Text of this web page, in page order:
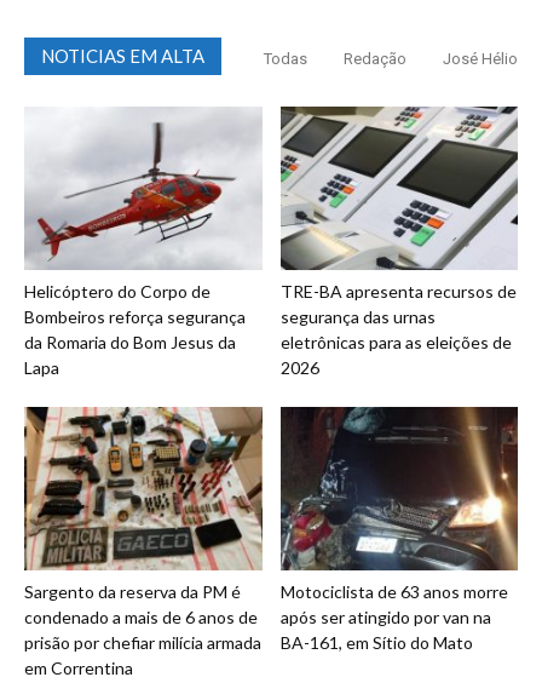
NOTICIAS EM ALTA Todas Redação José Hélio
Helicóptero do Corpo de
Bombeiros reforça segurança
da Romaria do Bom Jesus da
Lapa
TRE-BA apresenta recursos de
segurança das urnas
eletrônicas para as eleições de
2026
Sargento da reserva da PM é
condenado a mais de 6 anos de
prisão por chefiar milícia armada
em Correntina
Motociclista de 63 anos morre
após ser atingido por van na
BA-161, em Sítio do Mato